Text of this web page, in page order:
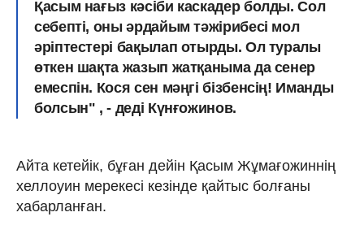
Қасым нағыз кәсіби каскадер болды. Сол
себепті, оны әрдайым тәжірибесі мол
әріптестері бақылап отырды. Ол туралы
өткен шақта жазып жатқаныма да сенер
емеспін. Кося сен мәңгі бізбенсің! Иманды
болсын" , - деді Күнғожинов.
Айта кетейік, бұған дейін Қасым Жұмағожиннің
хеллоуин мерекесі кезінде қайтыс болғаны
хабарланған.